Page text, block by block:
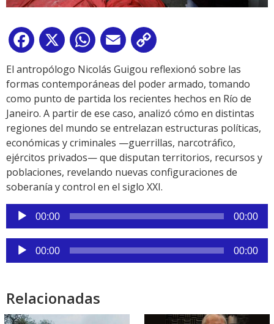
Facebook
X WhatsApp
Email
Link
El antropólogo Nicolás Guigou reflexionó sobre las
formas contemporáneas del poder armado, tomando
como punto de partida los recientes hechos en Río de
Janeiro. A partir de ese caso, analizó cómo en distintas
regiones del mundo se entrelazan estructuras políticas,
económicas y criminales —guerrillas, narcotráfico,
ejércitos privados— que disputan territorios, recursos y
poblaciones, revelando nuevas configuraciones de
soberanía y control en el siglo XXI.
Reproductor
de
audio
00:00 00:00
Reproductor
de
00:00 00:00
Relacionadas